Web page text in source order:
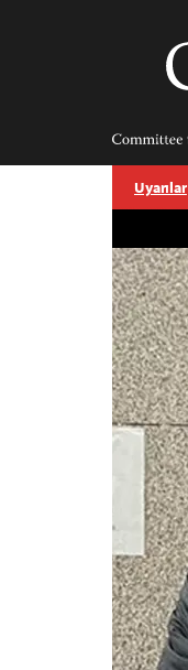
Uyarılar